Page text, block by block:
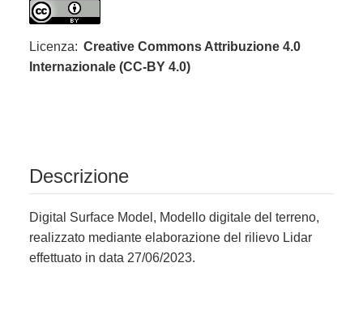
Licenza: Creative Commons Attribuzione 4.0
Internazionale (CC-BY 4.0)
Descrizione
Digital Surface Model, Modello digitale del terreno,
realizzato mediante elaborazione del rilievo Lidar
effettuato in data 27/06/2023.